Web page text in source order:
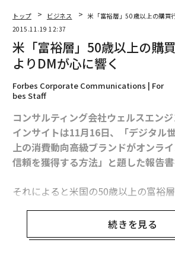
トップ ビジネス
米「富裕層」50歳以上の購買
2015.11.19 12:37
米「富裕層」50歳以上の購
よりDMが心に響く
Forbes Corporate Communications | For
bes Staff
コンサルティング会社ウェルスエン
インサイトは11月16日、「デジタル
上の消費動向――高級ブランドがオンラ
信頼を獲得する方法」と題した報告書
それによると米国の50歳以上の富裕
た。アメリカの50歳以上の年収総額
4兆円)で、全世帯の可処分所得の総額
続きを見る